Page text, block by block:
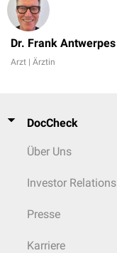
Dr. Frank Antwerpes
Arzt | Ärztin
DocCheck
Über Uns
Investor Relations
Presse
Karriere